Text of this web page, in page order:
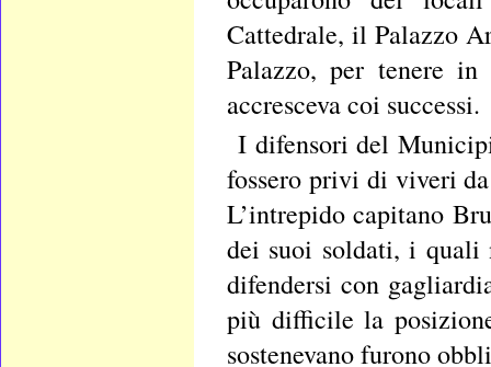
Cattedrale, il Palazzo
Palazzo, per tenere
accresceva coi successi.
I difensori del
fossero privi di viveri
L’intrepido capitano
dei suoi soldati, i quali
difendersi con
più difficile la
sostenevano furono